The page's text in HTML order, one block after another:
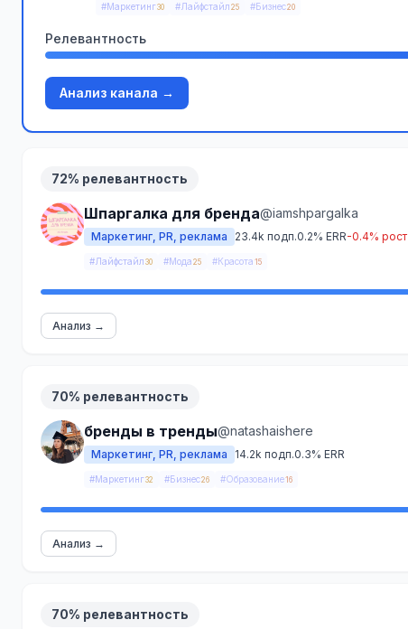
#Маркетинг30 #Лайфстайл 25 #Бизнес20
Релевантность
Анализ канала →
72% релевантность
Шпаргалка для бренда@iamshpargalka
Маркетинг, PR, реклама 23.4k подп.0.2% ERR-0.4% рост
#Лайфстайл 30 #Мода 25 #Красота 15
Анализ →
70% релевантность
бренды в тренды@natashaishere
Маркетинг, PR, реклама 14.2k подп.0.3% ERR
#Маркетинг32 #Бизнес26 #Образование16
Анализ →
70% релевантность